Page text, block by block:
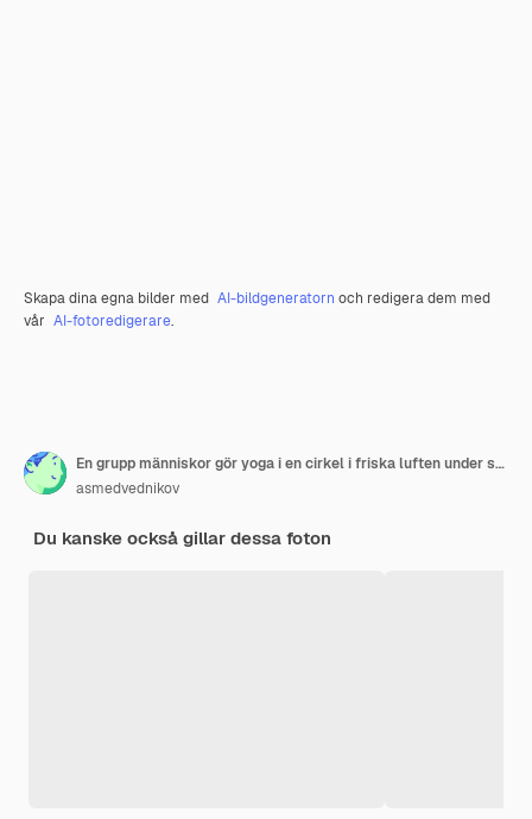
Skapa dina egna bilder med AI-bildgeneratorn och redigera dem med
vår AI-fotoredigerare.
En grupp människor gör yoga i en cirkel i friska luften under solnedgången
asmedvednikov
Du kanske också gillar dessa foton